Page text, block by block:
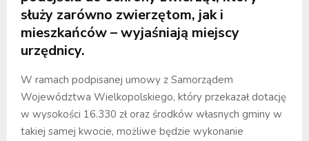
służy zarówno zwierzętom, jak i
mieszkańców – wyjaśniają miejscy
urzędnicy.
W ramach podpisanej umowy z Samorządem
Województwa Wielkopolskiego, który przekazał dotację
w wysokości 16.330 zł oraz środków własnych gminy w
takiej samej kwocie, możliwe będzie wykonanie